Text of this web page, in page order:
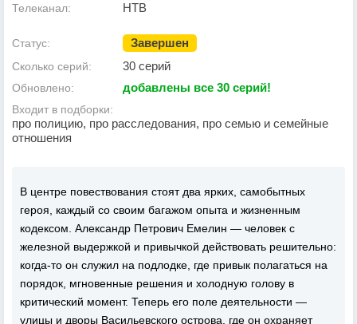
Телеканал: НТВ
Статус: Завершен
Сколько серий: 30 серий
Обновлено: добавлены все 30 серий!
Входит в подборки:
про полицию, про расследования, про семью и семейные
отношения
В центре повествования стоят два ярких, самобытных
героя, каждый со своим багажом опыта и жизненным
кодексом. Александр Петрович Емелин — человек с
железной выдержкой и привычкой действовать решительно:
когда‑то он служил на подлодке, где привык полагаться на
порядок, мгновенные решения и холодную голову в
критический момент. Теперь его поле деятельности —
улицы и дворы Васильевского острова, где он охраняет